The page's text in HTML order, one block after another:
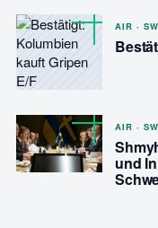
AIR ·
AIR ·
und